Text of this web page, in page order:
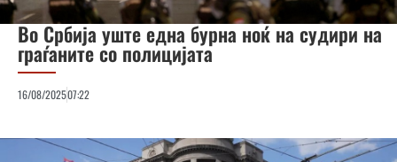
Во Србија уште една бурна ноќ на судири на
граѓаните со полицијата
16/08/202507:22